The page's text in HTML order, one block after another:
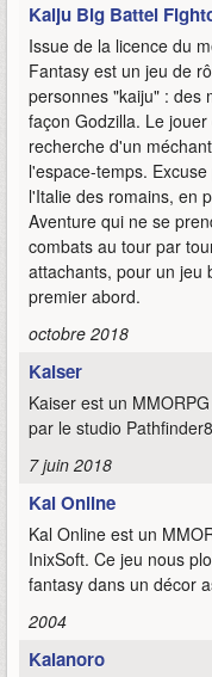
Kaiju Big Battel
Issue de la licence du
Fantasy est un jeu de
personnes "kaiju" : des
façon Godzilla. Le
recherche d'un
l'espace-temps.
l'Italie des romains, en
Aventure qui ne se
combats au tour par
attachants, pour un jeu
premier abord.
octobre 2018
Kaiser
Kaiser est un
par le studio
7 juin 2018
Kal Online
Kal Online est un
InixSoft. Ce jeu nous
fantasy dans un décor
2004
Kalanoro